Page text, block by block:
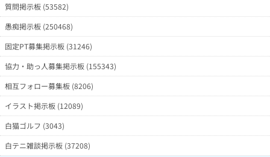
質問掲示板 (53582)
愚痴掲示板 (250468)
固定PT募集掲示板 (31246)
協力・助っ人募集掲示板 (155343)
相互フォロー募集板 (8206)
イラスト掲示板 (12089)
白猫ゴルフ (3043)
白テニ雑談掲示板 (37208)